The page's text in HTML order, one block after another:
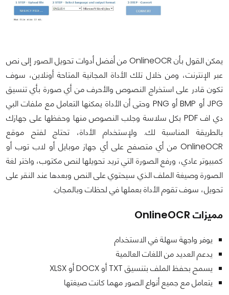
يمكن القول بأن OnlineOCR من أفضل أدوات تحويل الصور إلى نص
عبر الإنترنت، ومن خلال تلك الأداة المجانية المتاحة أونلاين، سوف
تكون قادر على استخراج النصوص والأحرف من أي صورة بأي تنسيق
JPG أو BMP أو PNG وحتى أن الأداة يمكنها التعامل مع ملفات البي
دي اف PDF بكل سلاسة وجلب النصوص منها وحفظها على جهازك
بالطريقة المناسبة لك. ولإستخدام الأداة، تحتاج لفتح موقع
OnlineOCR من أي متصفح على أي جهاز موبايل أو لاب توب أو
كمبيوتر عادي، ورفع الصورة التي تريد تحويلها لنص مكتوب، واختر لغة
الصورة وصيغة الملف الذي سيحتوي على النص وبعدها عند النقر على
تحويل، سوف تقوم الأداة بعملها في لحظات وبالمجان.
مميزات OnlineOCR
يوفر واجهة سهلة في الاستخدام
يدعم العديد من اللغات العالمية
يسمح بحفظ الملف بتنسيق TXT أو DOCX أو XLSX
يتعامل مع جميع أنواع الصور مهما كانت صيغتها